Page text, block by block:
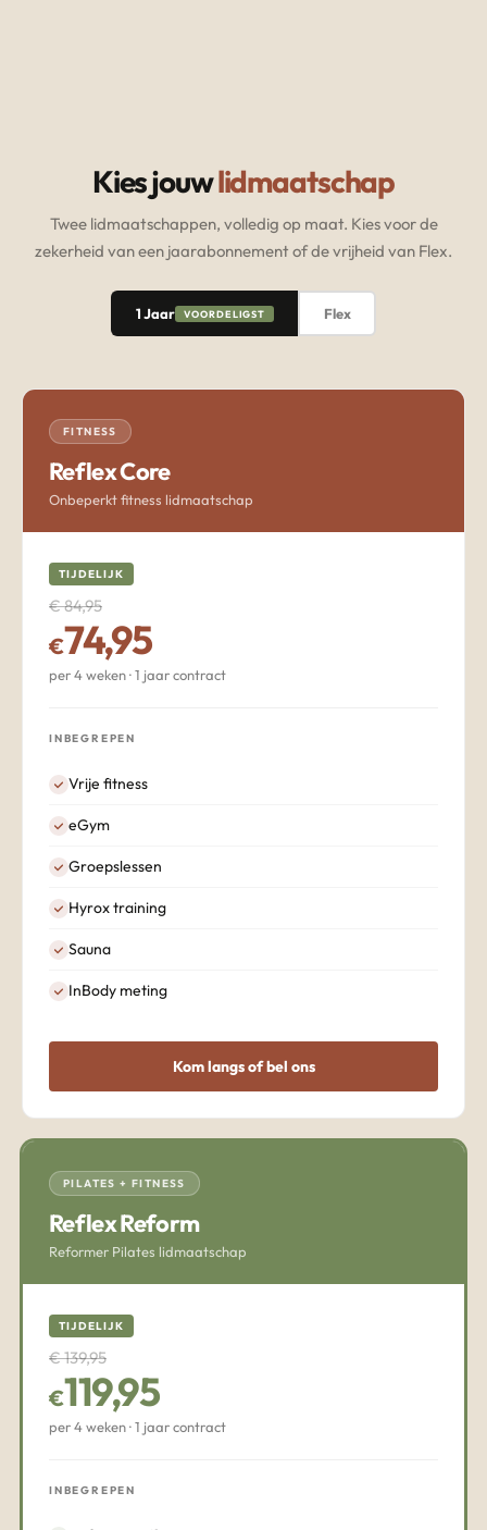
Kies jouwlidmaatschap
Twee lidmaatschappen, volledig op maat. Kies voor de
zekerheid van een jaarabonnement of de vrijheid van Flex.
1 Jaar VOORDELIGST Flex
FITNESS
Reflex Core
Onbeperkt fitness lidmaatschap
TIJDELIJK
€ 84,95
€74,95
per 4 weken · 1 jaar contract
INBEGREPEN
Vrije fitness
eGym
Groepslessen
Hyrox training
Sauna
InBody meting
Kom langs of bel ons
PILATES + FITNESS
Reflex Reform
Reformer Pilates lidmaatschap
TIJDELIJK
€ 139,95
€119,95
per 4 weken · 1 jaar contract
INBEGREPEN